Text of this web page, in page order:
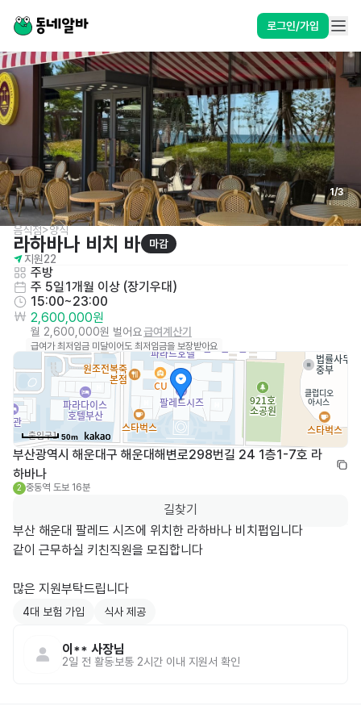
로그인/가입
1/3
음식점>양식
라하바나 비치 바
마감
지원22
주방
주 5일1개월 이상 (장기우대)
15:00~23:00
2,600,000원
월 2,600,000원 벌어요급여계산기
급여가 최저임금 미달이어도 최저임금을 보장받아요
50m
부산광역시 해운대구 해운대해변로298번길 24 1층1-7호 라
하바나
2 중동역 도보 16분
길찾기
부산 해운대 팔레드 시즈에 위치한 라하바나 비치펍입니다
같이 근무하실 키친직원을 모집합니다
많은 지원부탁드립니다
4대 보험 가입 식사 제공
이** 사장님
2일 전 활동 보통 2시간 이내 지원서 확인